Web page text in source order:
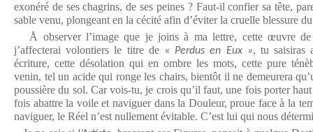
exonéré de ses chagrins, de ses peines ? Faut-il confier sa tête,
sable venu, plongeant en la cécité afin d’éviter la cruelle blessure
Å observer l’image que je joins à ma lettre, cette œuvre
j’affecterai volontiers le titre de « Perdus en Eux », tu saisiras
écriture, cette désolation qui en ombre les mots, cette pure
venin, tel un acide qui ronge les chairs, bientôt il ne demeurera
poussière du sol. Car vois-tu, je crois qu’il faut, une fois porter
fois abattre la voile et naviguer dans la Douleur, proue face à la
naviguer, le Réel n’est nullement évitable. C’est lui qui nous